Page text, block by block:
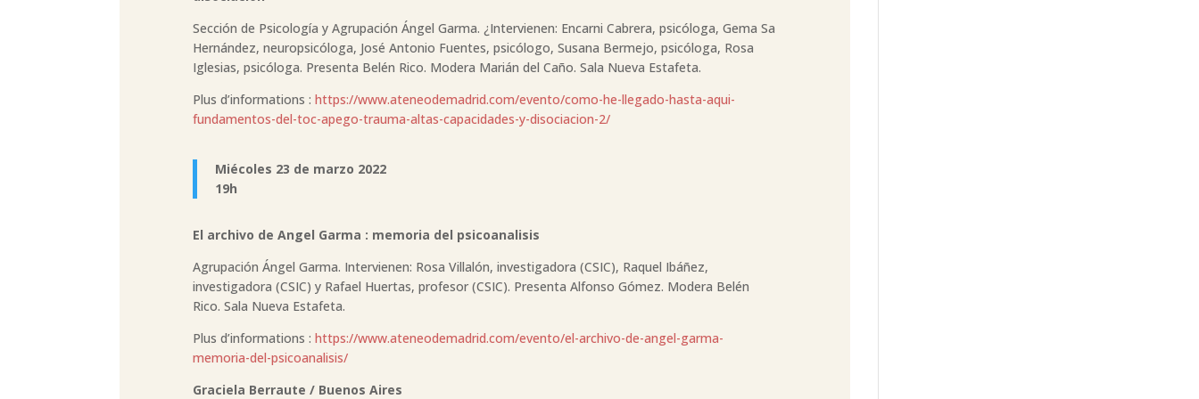
Sección de Psicología y Agrupación Ángel Garma. ¿Intervienen: Encarni Cabrera, psicóloga, Gema Sa
Hernández, neuropsicóloga, José Antonio Fuentes, psicólogo, Susana Bermejo, psicóloga, Rosa
Iglesias, psicóloga. Presenta Belén Rico. Modera Marián del Caño. Sala Nueva Estafeta.
Plus d’informations :https://www.ateneodemadrid.com/evento/como-he-llegado-hasta-aqui-
fundamentos-del-toc-apego-trauma-altas-capacidades-y-disociacion-2/
Miécoles 23 de marzo 2022
19h
El archivo de Angel Garma : memoria del psicoanalisis
Agrupación Ángel Garma. Intervienen: Rosa Villalón, investigadora (CSIC), Raquel Ibáñez,
investigadora (CSIC) y Rafael Huertas, profesor (CSIC). Presenta Alfonso Gómez. Modera Belén
Rico. Sala Nueva Estafeta.
Plus d’informations :https://www.ateneodemadrid.com/evento/el-archivo-de-angel-garma-
memoria-del-psicoanalisis/
Graciela Berraute / Buenos Aires